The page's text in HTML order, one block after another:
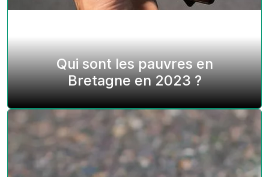
Qui sont les pauvres en
Bretagne en 2023 ?